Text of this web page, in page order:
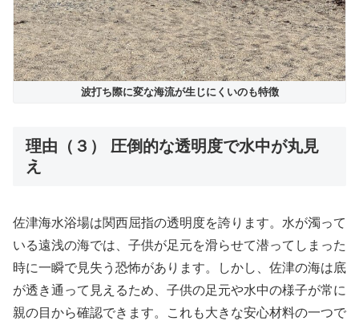
波打ち際に変な海流が生じにくいのも特徴
理由（３） 圧倒的な透明度で水中が丸見
え
佐津海水浴場は関西屈指の透明度を誇ります。水が濁って
いる遠浅の海では、子供が足元を滑らせて潜ってしまった
時に一瞬で見失う恐怖があります。しかし、佐津の海は底
が透き通って見えるため、子供の足元や水中の様子が常に
親の目から確認できます。これも大きな安心材料の一つで